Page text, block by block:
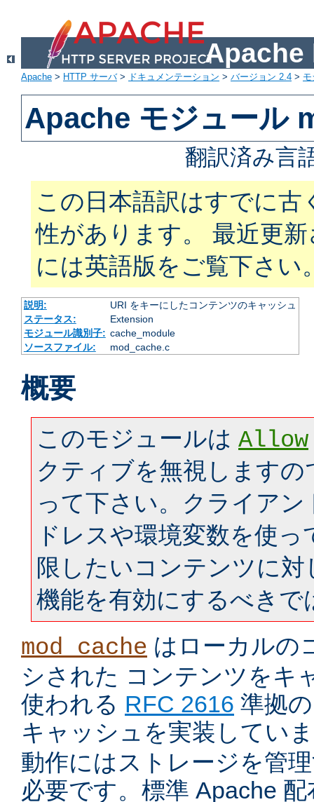
Apache
Apache > HTTP サーバ> ドキュメンテーション > バージョン 2.4 >
Apache モジュール
翻訳済み言
この日本語訳はすでに古
性があります。 最近更
には英語版をご覧下さい
説明:
URI をキーにしたコンテンツのキャッシュ
ステータス:
Extension
モジュール識別子: cache_module
ソースファイル:
mod_cache.c
概要
このモジュールは Allow
クティブを無視しますの
って下さい。クライア
ドレスや環境変数を使
限したいコンテンツに
機能を有効にするべきで
mod_cache はローカルの
シされた コンテンツをキ
使われる RFC 2616 準拠
キャッシュを実装してい
動作にはストレージを管
必要です。標準 Apache